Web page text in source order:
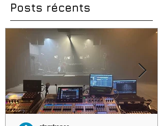
Posts récents